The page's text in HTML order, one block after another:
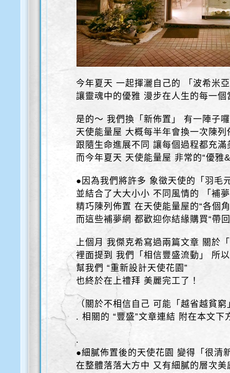
今年夏天 一起揮灑自己的 「波希米
讓靈魂中的優雅 漫步在人生的每一個
是的～ 我們換「新佈置」 有一陣子
天使能量屋 大概每半年會換一次陳列
跟隨生命進展不同 讓每個過程都充滿
而今年夏天 天使能量屋 非常的“優雅
●因為我們將許多 象徵天使的「羽毛
並結合了大大小小 不同風情的 「補
精巧陳列佈置 在天使能量屋的“各個
而這些補夢網 都歡迎你結緣購買“帶
上個月 我傑克希寫過兩篇文章 關於
裡面提到 我們「相信豐盛流動」 所
幫我們 “重新設計天使花園”
也終於在上禮拜 美麗完工了！
（關於不相信自己 可能「越省越貧窮
. 相關的 “豐盛”文章連結 附在本文下
.
●細膩佈置後的天使花園 變得「很清
在整體落落大方中 又有細膩的層次美